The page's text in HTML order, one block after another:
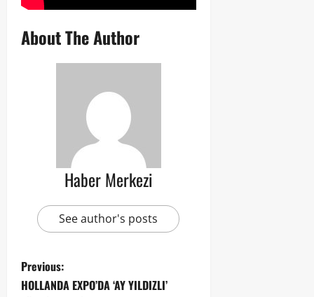
About The Author
Haber Merkezi
See author's posts
Previous:
HOLLANDA EXPO’DA ‘AY YILDIZLI’